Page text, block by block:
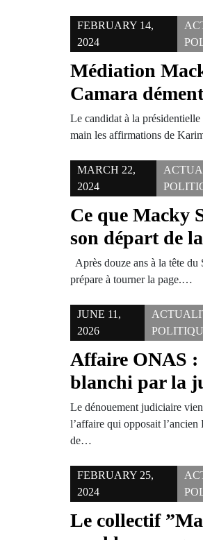
FEBRUARY 14,
2024
Médiation
Camara
Le candidat à la
main les affirmations de
MARCH 22,
2024
Ce que Macky
son départ de
Après douze ans à la tête
prépare à tourner la page.…
JUNE 11,
2026
Affaire ONAS
blanchi par la
Le dénouement judiciaire
l’affaire qui opposait
de…
FEBRUARY 25,
2024
Le collectif